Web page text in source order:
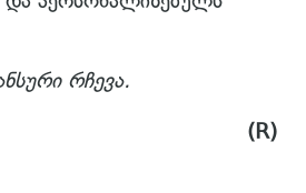
რჩევა.
(R)